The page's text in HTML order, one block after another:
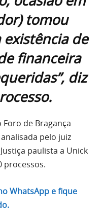
tomou
de
financeira
diz
Foro de Bragança
pelo juiz
paulista a Unick
processos.
WhatsApp e fique